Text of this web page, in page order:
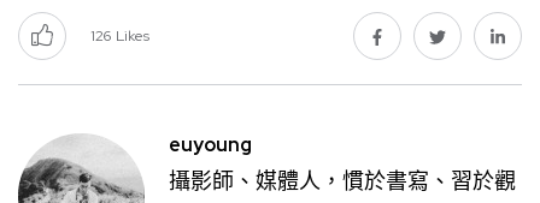
126 Likes
euyoung
攝影師、媒體人，慣於書寫、習於觀